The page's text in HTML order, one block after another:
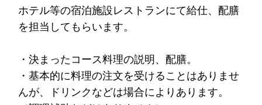
ホテル等の宿泊施設レストランにて給仕、配膳
を担当してもらいます。
・決まったコース料理の説明、配膳。
・基本的に料理の注文を受けることはありませ
んが、ドリンクなどは場合によりあります。